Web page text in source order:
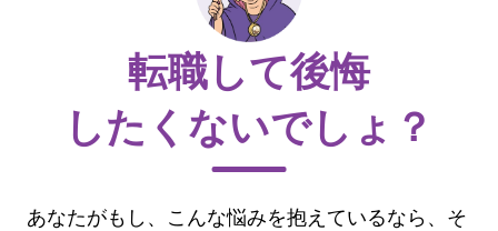
転職して後悔
したくないでしょ？
あなたがもし、こんな悩みを抱えているなら、そ